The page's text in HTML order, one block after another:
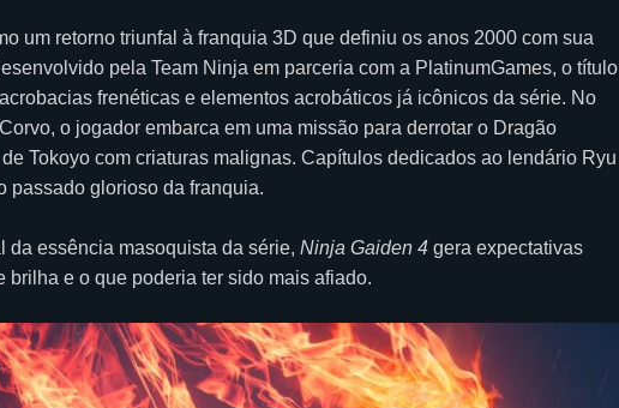
um retorno triunfal à franquia 3D que definiu os anos 2000 com sua
pela Team Ninja em parceria com a PlatinumGames, o título
frenéticas e elementos acrobáticos já icônicos da série. No
o jogador embarca em uma missão para derrotar o Dragão
Tokoyo com criaturas malignas. Capítulos dedicados ao lendário Ryu
passado glorioso da franquia.
da essência masoquista da série, Ninja Gaiden 4 gera expectativas
e o que poderia ter sido mais afiado.